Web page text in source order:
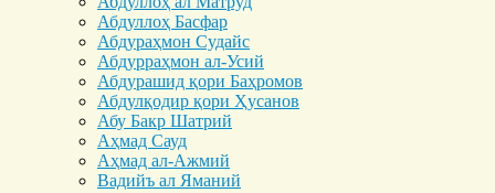
Абдуллоҳ Басфар
Абдураҳмон Судайс
Абдурраҳмон ал-Усий
Абдурашид қори Баҳромов
Абдулқодир қори Ҳусанов
Абу Бакр Шатрий
Аҳмад Сауд
Аҳмад ал-Ажмий
Вадийъ ал Яманий